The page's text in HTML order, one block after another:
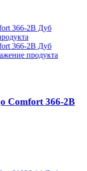
Comfort 366-2B